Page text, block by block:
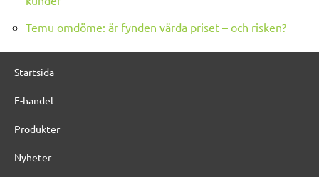
Temu omdöme: är fynden värda priset – och risken?
Startsida
E-handel
Produkter
Nyheter